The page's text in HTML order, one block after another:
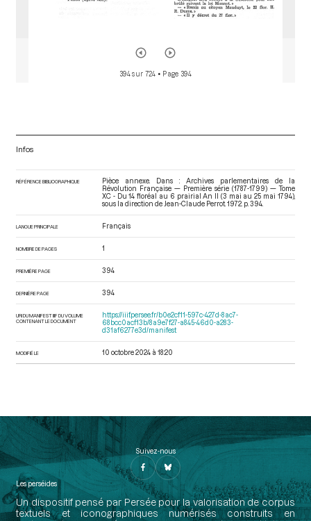
394 sur 724 • Page 394
Infos
RÉFÉRENCE BIBLIOGRAPHIQUE
Pièce annexe. Dans : Archives parlementaires de la
Révolution Française — Première série (1787-1799) — Tome
XC - Du 14 floréal au 6 prairial An II (3 mai au 25 mai 1794),
sous la direction de Jean-Claude Perrot. 1972. p. 394.
LANGUE PRINCIPALE Français
NOMBRE DE PAGES 1
PREMIÈRE PAGE 394
DERNIÈRE PAGE 394
URI DU MANIFEST IIIF DU VOLUME
CONTENANT LE DOCUMENT
https://iiif.persee.fr/b0e2cf11-597c-427d-8ac7-
68bcc0acf13b/8a9e7f27-a845-46d0-a283-
d31af6277e3d/manifest
MODIFIÉ LE 10 octobre 2024 à 18:20
Suivez-nous
Les perséides
Un dispositif pensé par Persée pour la valorisation de corpus
textuels et iconographiques numérisés construits en